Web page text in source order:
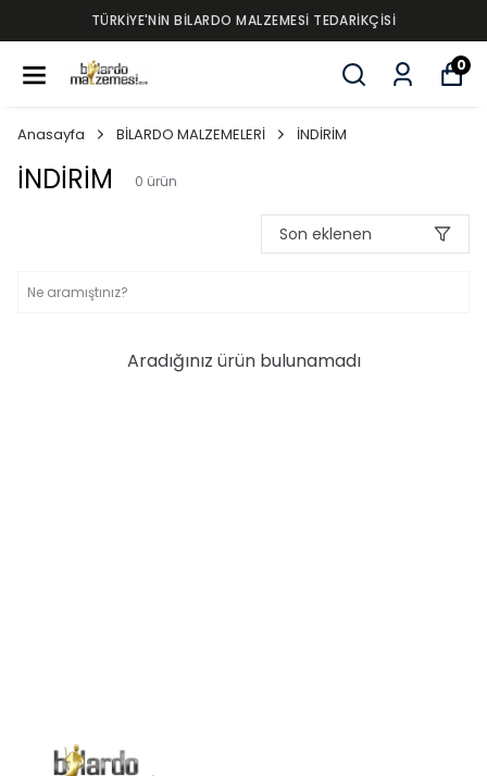
TÜRKİYE'NİN BİLARDO MALZEMESİ TEDARİKÇİSİ
0
Anasayfa BİLARDO MALZEMELERİ İNDİRİM
İNDİRİM 0 ürün
Son eklenen
Aradığınız ürün bulunamadı